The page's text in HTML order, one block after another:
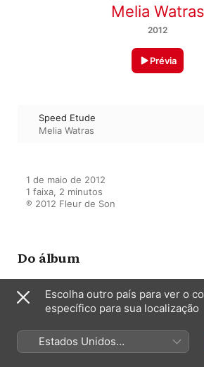
Melia Watras
2012
Prévia
Speed Etude
Melia Watras
1 de maio de 2012
1 faixa, 2 minutos
℗ 2012 Fleur de Son
Do álbum
Short Stories
Melia Watras,Kimberly
Escolha outro país para ver o
específico para sua localização
Estados Unidos
(Português Brasil)